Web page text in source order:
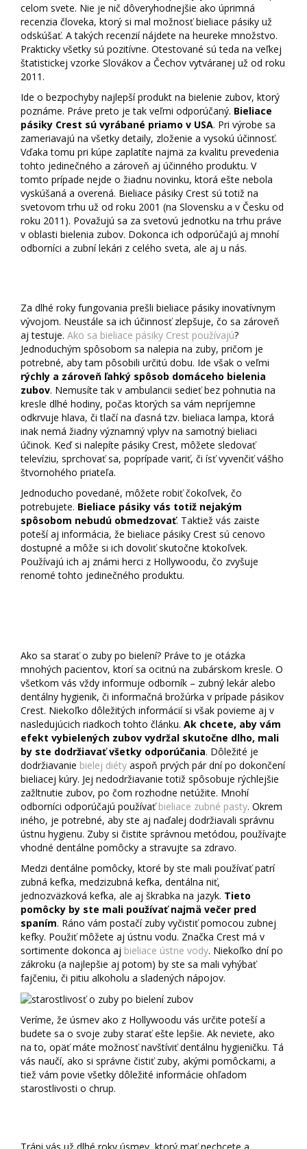
celom svete. Nie je nič dôveryhodnejšie ako úprimná
recenzia človeka, ktorý si mal možnosť bieliace pásiky už
odskúšať. A takých recenzií nájdete na heureke množstvo.
Prakticky všetky sú pozitívne. Otestované sú teda na veľkej
štatistickej vzorke Slovákov a Čechov vytváranej už od roku
2011.
Ide o bezpochyby najlepší produkt na bielenie zubov, ktorý
poznáme. Práve preto je tak veľmi odporúčaný. Bieliace
pásiky Crest sú vyrábané priamo v USA. Pri výrobe sa
zameriavajú na všetky detaily, zloženie a vysokú účinnosť.
Vďaka tomu pri kúpe zaplatíte najmä za kvalitu prevedenia
tohto jedinečného a zároveň aj účinného produktu. V
tomto prípade nejde o žiadnu novinku, ktorá ešte nebola
vyskúšaná a overená. Bieliace pásiky Crest sú totiž na
svetovom trhu už od roku 2001 (na Slovensku a v Česku od
roku 2011). Považujú sa za svetovú jednotku na trhu práve
v oblasti bielenia zubov. Dokonca ich odporúčajú aj mnohí
odborníci a zubní lekári z celého sveta, ale aj u nás.
Za dlhé roky fungovania prešli bieliace pásiky inovatívnym
vývojom. Neustále sa ich účinnosť zlepšuje, čo sa zároveň
aj testuje. Ako sa bieliace pásiky Crest používajú?
Jednoduchým spôsobom sa nalepia na zuby, pričom je
potrebné, aby tam pôsobili určitú dobu. Ide však o veľmi
rýchly a zároveň ľahký spôsob domáceho bielenia
zubov. Nemusíte tak v ambulancii sedieť bez pohnutia na
kresle dlhé hodiny, počas ktorých sa vám nepríjemne
odkrvuje hlava, či tlačí na ďasná tzv. bieliaca lampa, ktorá
inak nemá žiadny významný vplyv na samotný bieliaci
účinok. Keď si nalepíte pásiky Crest, môžete sledovať
televíziu, sprchovať sa, poprípade variť, či ísť vyvenčiť vášho
štvornohého priateľa.
Jednoducho povedané, môžete robiť čokoľvek, čo
potrebujete. Bieliace pásiky vás totiž nejakým
spôsobom nebudú obmedzovať. Taktiež vás zaiste
poteší aj informácia, že bieliace pásiky Crest sú cenovo
dostupné a môže si ich dovoliť skutočne ktokoľvek.
Používajú ich aj známi herci z Hollywoodu, čo zvyšuje
renomé tohto jedinečného produktu.
Ako sa starať o zuby po bielení? Práve to je otázka
mnohých pacientov, ktorí sa ocitnú na zubárskom kresle. O
všetkom vás vždy informuje odborník – zubný lekár alebo
dentálny hygienik, či informačná brožúrka v prípade pásikov
Crest. Niekoľko dôležitých informácií si však povieme aj v
nasledujúcich riadkoch tohto článku. Ak chcete, aby vám
efekt vybielených zubov vydržal skutočne dlho, mali
by ste dodržiavať všetky odporúčania. Dôležité je
dodržiavanie bielej diéty aspoň prvých pár dní po dokončení
bieliacej kúry. Jej nedodržiavanie totiž spôsobuje rýchlejšie
zažltnutie zubov, po čom rozhodne netúžite. Mnohí
odborníci odporúčajú používaťbieliace zubné pasty. Okrem
iného, je potrebné, aby ste aj naďalej dodržiavali správnu
ústnu hygienu. Zuby si čistite správnou metódou, používajte
vhodné dentálne pomôcky a stravujte sa zdravo.
Medzi dentálne pomôcky, ktoré by ste mali používať patrí
zubná kefka, medzizubná kefka, dentálna niť,
jednozväzková kefka, ale aj škrabka na jazyk. Tieto
pomôcky by ste mali používať najmä večer pred
spaním. Ráno vám postačí zuby vyčistiť pomocou zubnej
kefky. Použiť môžete aj ústnu vodu. Značka Crest má v
sortimente dokonca aj bieliace ústne vody. Niekoľko dní po
zákroku (a najlepšie aj potom) by ste sa mali vyhýbať
fajčeniu, či pitiu alkoholu a sladených nápojov.
Veríme, že úsmev ako z Hollywoodu vás určite poteší a
budete sa o svoje zuby starať ešte lepšie. Ak neviete, ako
na to, opäť máte možnosť navštíviť dentálnu hygieničku. Tá
vás naučí, ako si správne čistiť zuby, akými pomôckami, a
tiež vám povie všetky dôležité informácie ohľadom
starostlivosti o chrup.